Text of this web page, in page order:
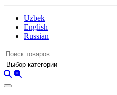
Uzbek
English
Russian